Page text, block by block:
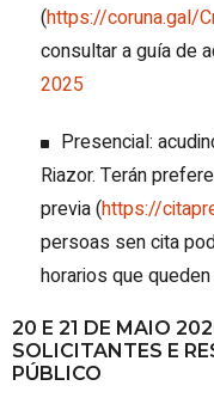
(https://coruna.gal/
consultar a guía de
2025
Presencial:
Riazor. Terán
previa (https://
persoas sen cita
horarios que
20 E 21 DE MAIO
SOLICITANTES E
PÚBLICO